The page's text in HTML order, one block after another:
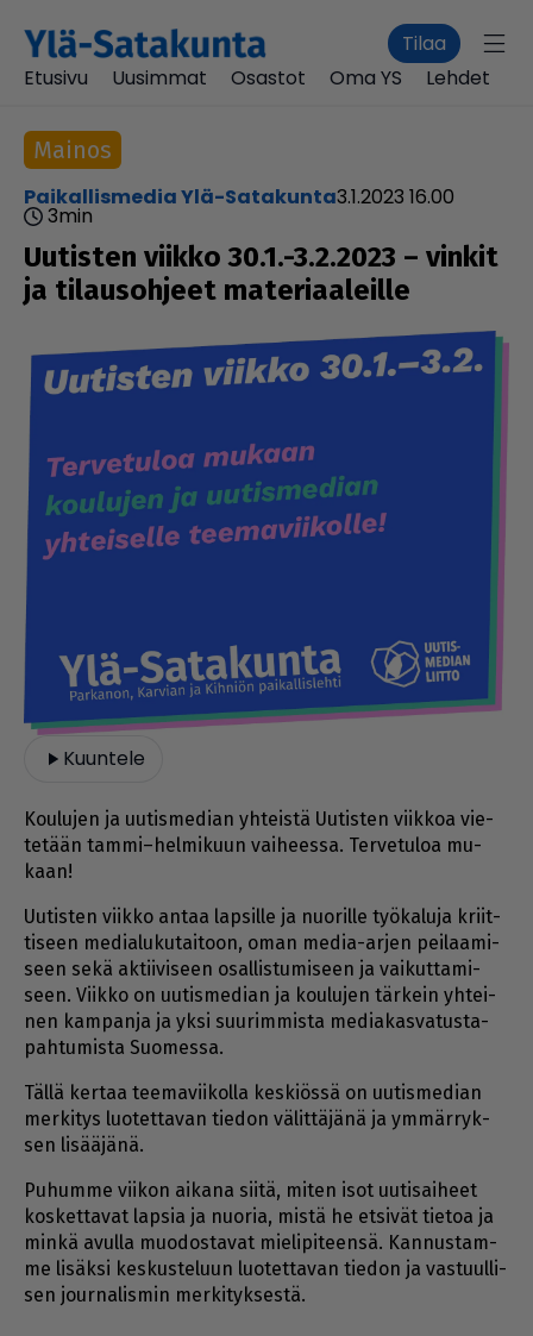
Tilaa
Etusivu
Uusimmat Osastot Oma YS Lehdet
Mainos
Paikallismedia Ylä-Satakunta3.1.2023 16.00
3min
Uutisten viikko 30.1.-3.2.2023 – vinkit
ja tilau­soh­jeet mate­ri­aa­leille
Kuuntele
Kou­lu­jen ja uu­tis­me­di­an yh­teis­tä Uu­tis­ten viik­koa vie­
te­tään tam­mi–hel­mi­kuun vai­hees­sa. Ter­ve­tu­loa mu­
kaan!
Uu­tis­ten viik­ko an­taa lap­sil­le ja nuo­ril­le työ­ka­lu­ja kriit­
ti­seen me­di­a­lu­ku­tai­toon, oman me­dia-ar­jen pei­laa­mi­
seen sekä ak­tii­vi­seen osal­lis­tu­mi­seen ja vai­kut­ta­mi­
seen. Viik­ko on uu­tis­me­di­an ja kou­lu­jen tär­kein yh­tei­
nen kam­pan­ja ja yk­si suu­rim­mis­ta me­di­a­kas­va­tus­ta­
pah­tu­mis­ta Suo­mes­sa.
Täl­lä ker­taa tee­ma­vii­kol­la kes­ki­ös­sä on uu­tis­me­di­an
mer­ki­tys luo­tet­ta­van tie­don vä­lit­tä­jä­nä ja ym­mär­ryk­
sen li­sää­jä­nä.
Pu­hum­me vii­kon ai­ka­na sii­tä, mi­ten isot uu­ti­sai­heet
kos­ket­ta­vat lap­sia ja nuo­ria, mis­tä he et­si­vät tie­toa ja
min­kä avul­la muo­dos­ta­vat mie­li­pi­teen­sä. Kan­nus­tam­
me li­säk­si kes­kus­te­luun luo­tet­ta­van tie­don ja vas­tuul­li­
sen jour­na­lis­min mer­ki­tyk­ses­tä.